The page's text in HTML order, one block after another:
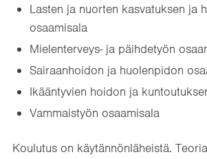
Lasten ja nuorten kasvatuksen ja
osaamisala
Mielenterveys- ja päihdetyön
Sairaanhoidon ja huolenpidon
Ikääntyvien hoidon ja
Vammaistyön osaamisala
Koulutus on käytännönläheistä.